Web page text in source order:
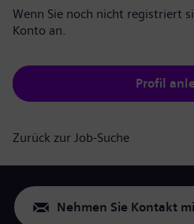
Wenn Sie noch nicht registriert
Konto an.
Profil
Zurück zur Job-Suche
Nehmen Sie Kontakt